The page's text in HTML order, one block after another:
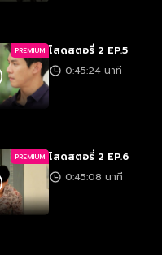
PREMIUM โสดสตอรี่ 2 EP.5
0:45:24 นาที
PREMIUM โสดสตอรี่ 2 EP.6
0:45:08 นาที